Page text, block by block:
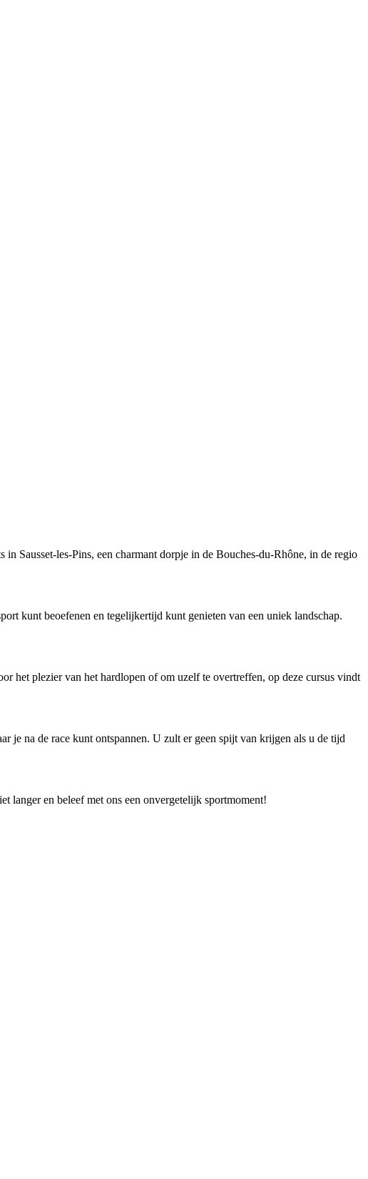
Sausset-les-Pins, een charmant dorpje in de Bouches-du-Rhône, in de regio
kunt beoefenen en tegelijkertijd kunt genieten van een uniek landschap.
het plezier van het hardlopen of om uzelf te overtreffen, op deze cursus vindt
je na de race kunt ontspannen. U zult er geen spijt van krijgen als u de tijd
langer en beleef met ons een onvergetelijk sportmoment!